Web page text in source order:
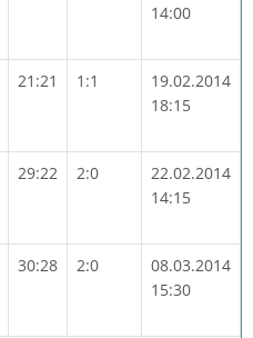
14:00
21:21 1:1
19.02.2014
18:15
29:22 2:0
22.02.2014
14:15
30:28 2:0
08.03.2014
15:30